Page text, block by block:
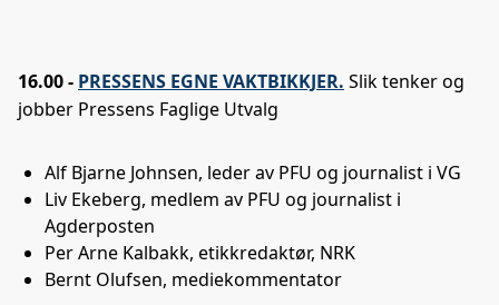
16.00 - PRESSENS EGNE VAKTBIKKJER. Slik tenker og
jobber Pressens Faglige Utvalg
Alf Bjarne Johnsen, leder av PFU og journalist i VG
Liv Ekeberg, medlem av PFU og journalist i
Agderposten
Per Arne Kalbakk, etikkredaktør, NRK
Bernt Olufsen, mediekommentator